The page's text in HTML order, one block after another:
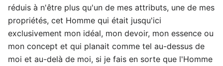
réduis à n'être plus qu'un de mes attributs, une de mes
propriétés, cet Homme qui était jusqu'ici
exclusivement mon idéal, mon devoir, mon essence ou
mon concept et qui planait comme tel au-dessus de
moi et au-delà de moi, si je fais en sorte que l'Homme